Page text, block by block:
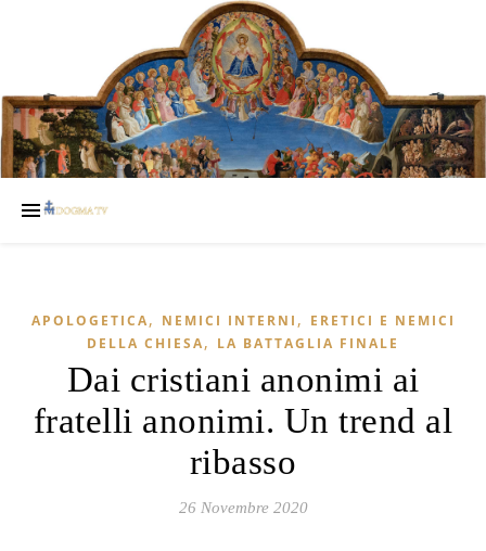
APOLOGETICA, NEMICI INTERNI , ERETICI E NEMICI
DELLA CHIESA, LA BATTAGLIA FINALE
Dai cristiani anonimi ai
fratelli anonimi. Un trend al
ribasso
26 Novembre 2020